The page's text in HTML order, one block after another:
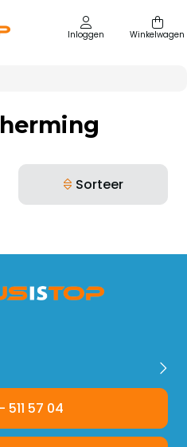
Inloggen Winkelwagen
Sorteer
511 57 04